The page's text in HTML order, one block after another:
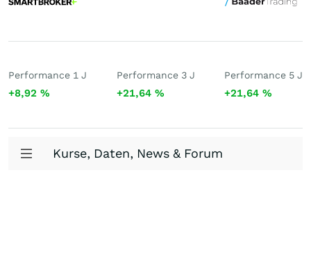
Performance 1 J
+8,92 %
Performance 3 J
+21,64 %
Performance 5 J
+21,64 %
Kurse, Daten, News & Forum